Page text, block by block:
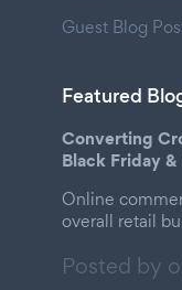
Guest Blog
Featured
Converting
Black Friday
Online
overall retail
Posted by